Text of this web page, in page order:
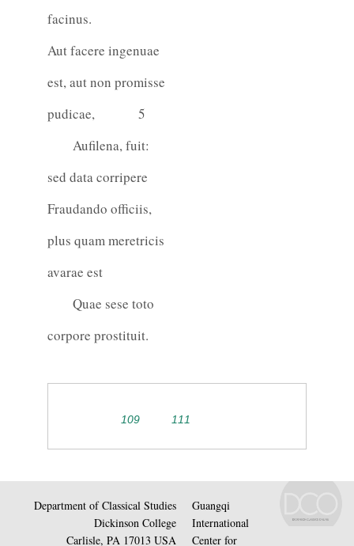
facinus.
Aut facere ingenuae
est, aut non promisse
pudicae,
5
Aufilena, fuit:
sed data corripere
Fraudando officiis,
plus quam meretricis
avarae est
Quae sese toto
corpore prostituit.
109 111
Department of Classical Studies
Dickinson College
Carlisle, PA 17013 USA
Guangqi
International
Center for